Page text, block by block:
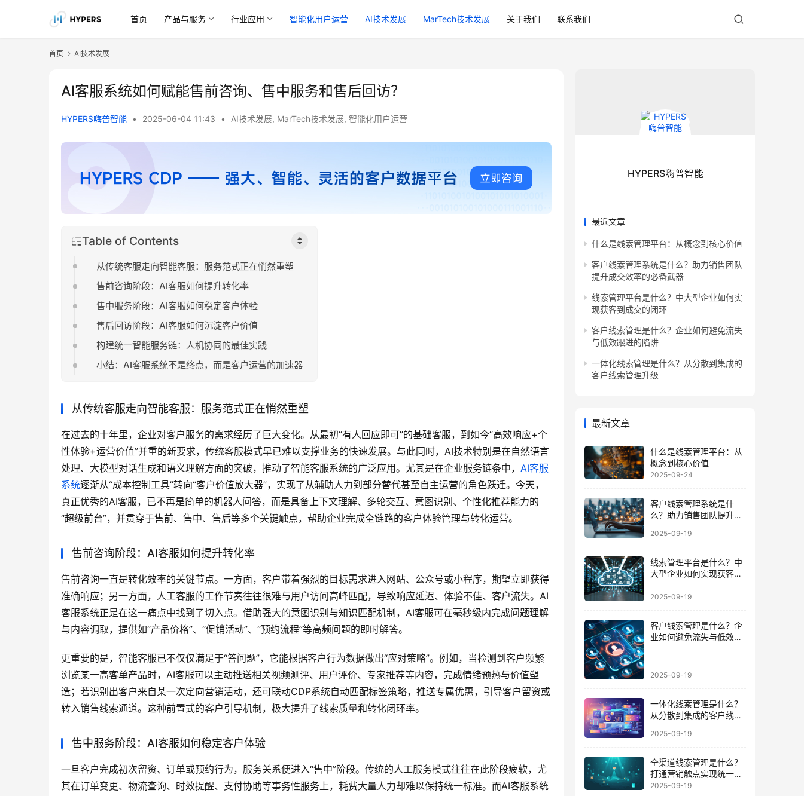
首页 产品与服务 行业应用 智能化用户运营 AI技术发展 MarTech技术发展 关于我们 联系我们
首页 AI技术发展
AI客服系统如何赋能售前咨询、售中服务和售后回访？
HYPERS嗨普智能 • 2025-06-04 11:43 • AI技术发展, MarTech技术发展, 智能化用户运营
Table of Contents
从传统客服走向智能客服：服务范式正在悄然重塑
售前咨询阶段：AI客服如何提升转化率
售中服务阶段：AI客服如何稳定客户体验
售后回访阶段：AI客服如何沉淀客户价值
构建统一智能服务链：人机协同的最佳实践
小结：AI客服系统不是终点，而是客户运营的加速器
从传统客服走向智能客服：服务范式正在悄然重塑
在过去的十年里，企业对客户服务的需求经历了巨大变化。从最初“有人回应即可”的基础客服，到如今“高效响应+个
性体验+运营价值”并重的新要求，传统客服模式早已难以支撑业务的快速发展。与此同时，AI技术特别是在自然语言
处理、大模型对话生成和语义理解方面的突破，推动了智能客服系统的广泛应用。尤其是在企业服务链条中， AI客服
系统逐渐从“成本控制工具”转向“客户价值放大器”，实现了从辅助人力到部分替代甚至自主运营的角色跃迁。今天，
真正优秀的AI客服，已不再是简单的机器人问答，而是具备上下文理解、多轮交互、意图识别、个性化推荐能力的
“超级前台”，并贯穿于售前、售中、售后等多个关键触点，帮助企业完成全链路的客户体验管理与转化运营。
售前咨询阶段：AI客服如何提升转化率
售前咨询一直是转化效率的关键节点。一方面，客户带着强烈的目标需求进入网站、公众号或小程序，期望立即获得
准确响应；另一方面，人工客服的工作节奏往往很难与用户访问高峰匹配，导致响应延迟、体验不佳、客户流失。AI
客服系统正是在这一痛点中找到了切入点。借助强大的意图识别与知识匹配机制，AI客服可在毫秒级内完成问题理解
与内容调取，提供如“产品价格”、“促销活动”、“预约流程”等高频问题的即时解答。
更重要的是，智能客服已不仅仅满足于“答问题”，它能根据客户行为数据做出“应对策略”。例如，当检测到客户频繁
浏览某一高客单产品时，AI客服可以主动推送相关视频测评、用户评价、专家推荐等内容，完成情绪预热与价值塑
造；若识别出客户来自某一次定向营销活动，还可联动CDP系统自动匹配标签策略，推送专属优惠，引导客户留资或
转入销售线索通道。这种前置式的客户引导机制，极大提升了线索质量和转化闭环率。
售中服务阶段：AI客服如何稳定客户体验
一旦客户完成初次留资、订单或预约行为，服务关系便进入“售中”阶段。传统的人工服务模式往往在此阶段疲软，尤
其在订单变更、物流查询、时效提醒、支付协助等事务性服务上，耗费大量人力却难以保持统一标准。而AI客服系统
HYPERS嗨普智能
最近文章
什么是线索管理平台：从概念到核心价值
客户线索管理系统是什么？助力销售团队
提升成交效率的必备武器
线索管理平台是什么？中大型企业如何实
现获客到成交的闭环
客户线索管理是什么？企业如何避免流失
与低效跟进的陷阱
一体化线索管理是什么？从分散到集成的
客户线索管理升级
最新文章
什么是线索管理平台：从
概念到核心价值
2025-09-24
客户线索管理系统是什
么？助力销售团队提升成
2025-09-19
线索管理平台是什么？中
大型企业如何实现获客到
2025-09-19
客户线索管理是什么？企
业如何避免流失与低效跟
2025-09-19
一体化线索管理是什么？
从分散到集成的客户线索
2025-09-19
全渠道线索管理是什么？
打通营销触点实现统一数
据运营的路径
2025-09-19